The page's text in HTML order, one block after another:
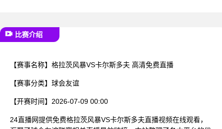
比赛介绍
【赛事名称】 格拉茨风暴VS卡尔斯多夫 高清免费直播
【赛事分类】 球会友谊
【开赛时间】 2026-07-09 00:00
24直播网提供免费格拉茨风暴VS卡尔斯多夫直播视频在线观看，